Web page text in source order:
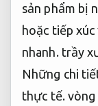
sản phẩm bị
hoặc tiếp
nhanh. trầy
Những chi
thực tế. vòng